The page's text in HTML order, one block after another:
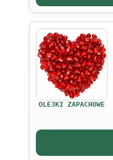
OLEJKI ZAPACHOWE
Ten
produkt
ma
wiele
wariantów.
można
wybrać